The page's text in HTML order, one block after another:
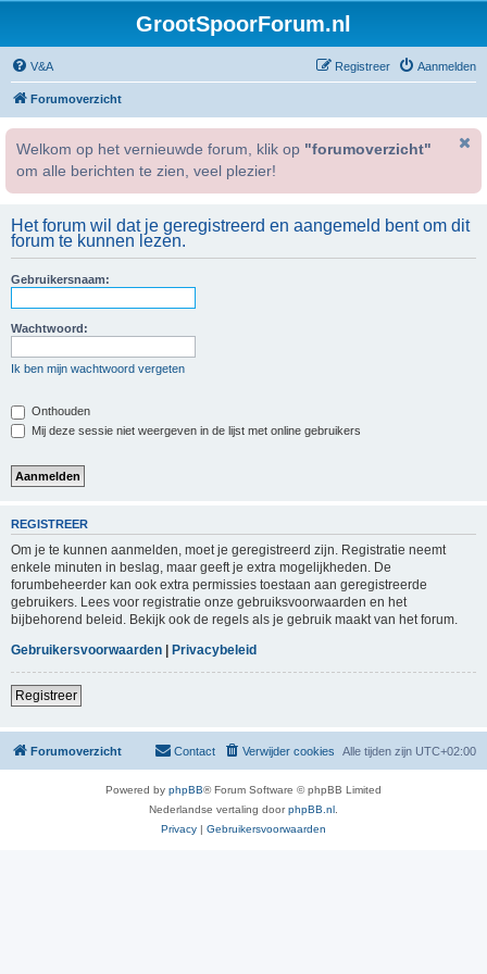
GrootSpoorForum.nl
V&A Aanmelden
Registreer
Forumoverzicht
Welkom op het vernieuwde forum, klik op "forumoverzicht"
om alle berichten te zien, veel plezier!
Het forum wil dat je geregistreerd en aangemeld bent om dit
forum te kunnen lezen.
Gebruikersnaam:
Wachtwoord:
Ik ben mijn wachtwoord vergeten
Onthouden
Mij deze sessie niet weergeven in de lijst met online gebruikers
REGISTREER
Om je te kunnen aanmelden, moet je geregistreerd zijn. Registratie neemt
enkele minuten in beslag, maar geeft je extra mogelijkheden. De
forumbeheerder kan ook extra permissies toestaan aan geregistreerde
gebruikers. Lees voor registratie onze gebruiksvoorwaarden en het
bijbehorend beleid. Bekijk ook de regels als je gebruik maakt van het forum.
Gebruikersvoorwaarden | Privacybeleid
Registreer
Forumoverzicht Alle tijden zijn UTC+02:00
Verwijder cookies
Contact
Powered by phpBB® Forum Software © phpBB Limited
Nederlandse vertaling doorphpBB.nl
Privacy | Gebruikersvoorwaarden